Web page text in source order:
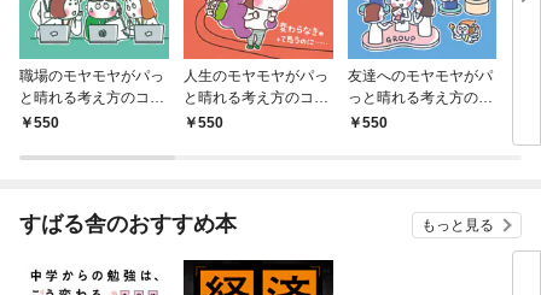
職場のモヤモヤがパっ
と晴れる考え方のコツ
【マンガでわかる お気
5
550
人生のモヤモヤがパっ
と晴れる考え方のコツ
【マンガでわかる お気
550
友達へのモヤモヤがパ
っと晴れる考え方のコ
ツ【マンガでわかる お
550
すばる舎のおすすめ本 もっと見る